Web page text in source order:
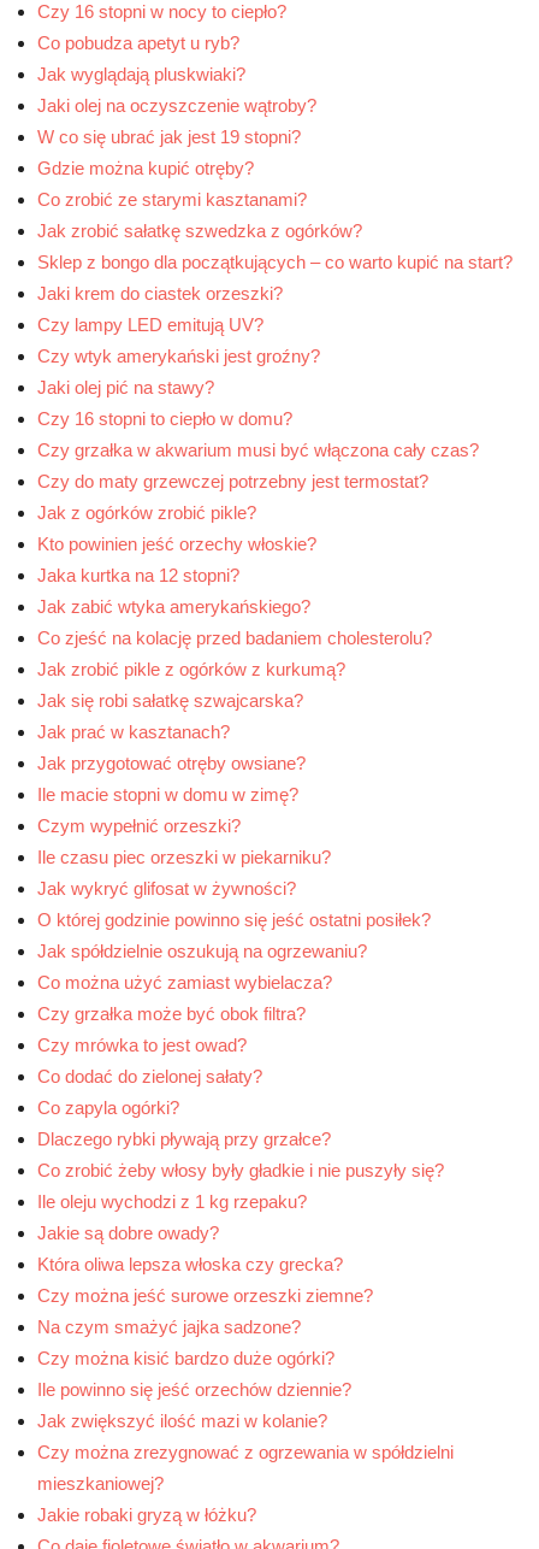
Czy 16 stopni w nocy to ciepło?
Co pobudza apetyt u ryb?
Jak wyglądają pluskwiaki?
Jaki olej na oczyszczenie wątroby?
W co się ubrać jak jest 19 stopni?
Gdzie można kupić otręby?
Co zrobić ze starymi kasztanami?
Jak zrobić sałatkę szwedzka z ogórków?
Sklep z bongo dla początkujących – co warto kupić na start?
Jaki krem do ciastek orzeszki?
Czy lampy LED emitują UV?
Czy wtyk amerykański jest groźny?
Jaki olej pić na stawy?
Czy 16 stopni to ciepło w domu?
Czy grzałka w akwarium musi być włączona cały czas?
Czy do maty grzewczej potrzebny jest termostat?
Jak z ogórków zrobić pikle?
Kto powinien jeść orzechy włoskie?
Jaka kurtka na 12 stopni?
Jak zabić wtyka amerykańskiego?
Co zjeść na kolację przed badaniem cholesterolu?
Jak zrobić pikle z ogórków z kurkumą?
Jak się robi sałatkę szwajcarska?
Jak prać w kasztanach?
Jak przygotować otręby owsiane?
Ile macie stopni w domu w zimę?
Czym wypełnić orzeszki?
Ile czasu piec orzeszki w piekarniku?
Jak wykryć glifosat w żywności?
O której godzinie powinno się jeść ostatni posiłek?
Jak spółdzielnie oszukują na ogrzewaniu?
Co można użyć zamiast wybielacza?
Czy grzałka może być obok filtra?
Czy mrówka to jest owad?
Co dodać do zielonej sałaty?
Co zapyla ogórki?
Dlaczego rybki pływają przy grzałce?
Co zrobić żeby włosy były gładkie i nie puszyły się?
Ile oleju wychodzi z 1 kg rzepaku?
Jakie są dobre owady?
Która oliwa lepsza włoska czy grecka?
Czy można jeść surowe orzeszki ziemne?
Na czym smażyć jajka sadzone?
Czy można kisić bardzo duże ogórki?
Ile powinno się jeść orzechów dziennie?
Jak zwiększyć ilość mazi w kolanie?
Czy można zrezygnować z ogrzewania w spółdzielni
mieszkaniowej?
Jakie robaki gryzą w łóżku?